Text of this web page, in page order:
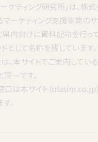
ーケティング研究所」は、株
ーケティング支援事業のサ
県内向けに資料配布を行っ
として名称を残しています
、本サイトでご案内してい
一です。
口は本サイト（ofasim.co.jp
。